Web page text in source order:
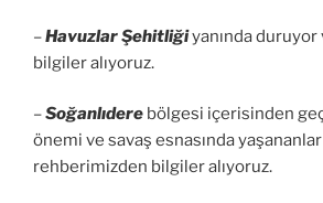
–Havuzlar Şehitliğiyanında
bilgiler alıyoruz.
–Soğanlıdere bölgesi içerisinden
önemi ve savaş esnasında
rehberimizden bilgiler alıyoruz.